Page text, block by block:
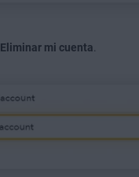
Eliminar mi cuenta